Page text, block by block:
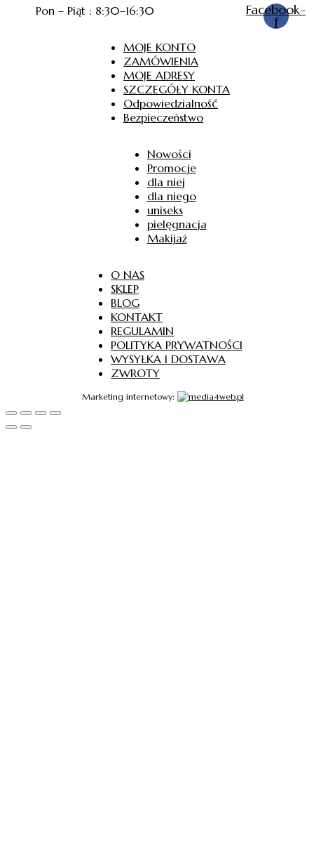
Pon – Piąt : 8:30–16:30 Facebook-
f
MOJE KONTO
ZAMÓWIENIA
MOJE ADRESY
SZCZEGÓŁY KONTA
Odpowiedzialność
Bezpieczeństwo
Nowości
Promocje
dla niej
dla niego
uniseks
pielęgnacja
Makijaż
O NAS
SKLEP
BLOG
KONTAKT
REGULAMIN
POLITYKA PRYWATNOŚCI
WYSYŁKA I DOSTAWA
ZWROTY
Marketing internetowy: